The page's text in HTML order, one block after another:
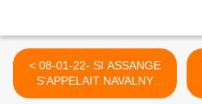
< 08-01-22- SI ASSANGE
S'APPELAIT NAVALNY
(SERGE HALIMI ET